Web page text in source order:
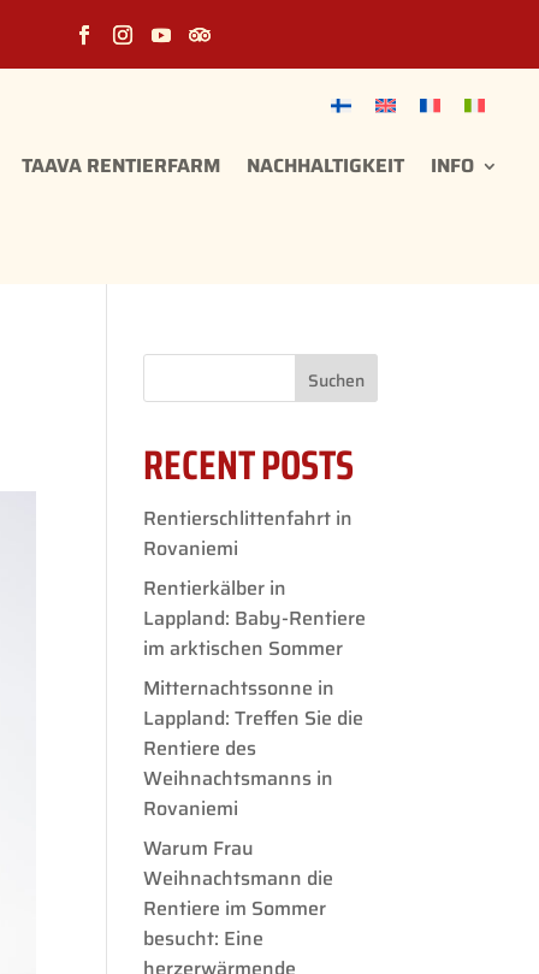
TAAVA RENTIERFARM NACHHALTIGKEIT INFO
Suchen
RECENT POSTS
Rentierschlittenfahrt in
Rovaniemi
Rentierkälber in
Lappland: Baby-Rentiere
im arktischen Sommer
Mitternachtssonne in
Lappland: Treffen Sie die
Rentiere des
Weihnachtsmanns in
Rovaniemi
Warum Frau
Weihnachtsmann die
Rentiere im Sommer
besucht: Eine